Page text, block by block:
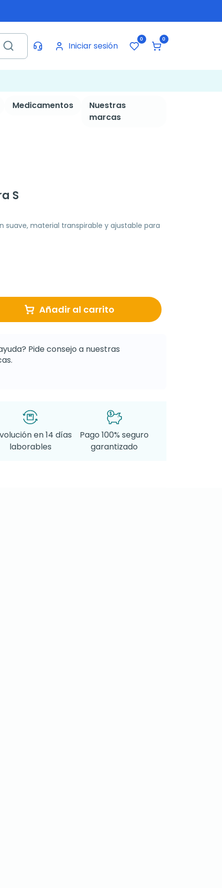
Iniciar sesión
0 0
Medicamentos
Nuestras
marcas
S
suave, material transpirable y ajustable para
Añadir al carrito
Pide consejo a nuestras
en 14 días
laborables
Pago 100% seguro
garantizado